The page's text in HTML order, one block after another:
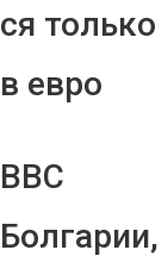
ся только
в евро
ВВС
Болгарии,